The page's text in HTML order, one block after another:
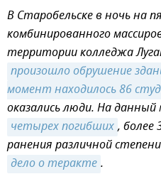
В Старобельске в ночь на
комбинированного
территории колледжа
произошло обрушение
момент находилось 86
оказались люди. На
четырех погибших, более
ранения различной
дело о теракте.